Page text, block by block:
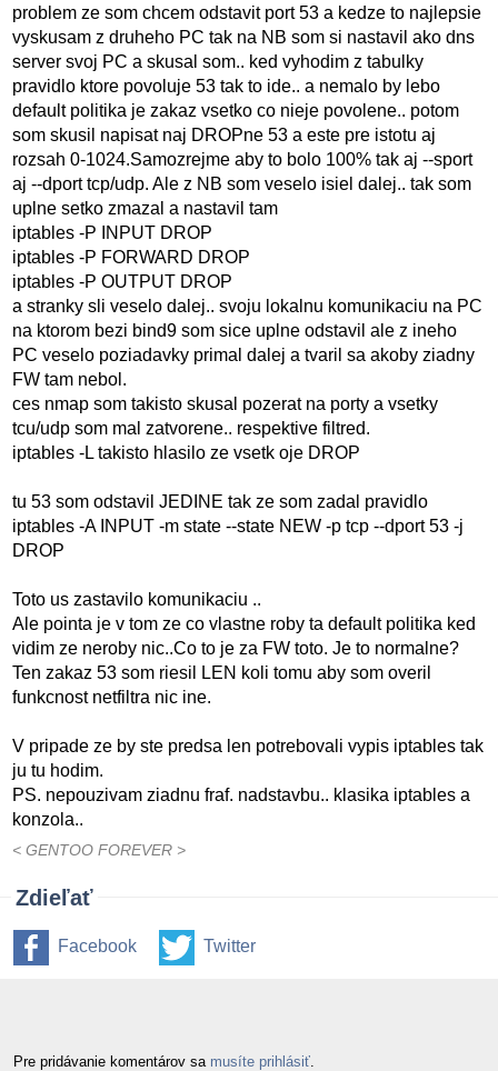
problem ze som chcem odstavit port 53 a kedze to najlepsie
vyskusam z druheho PC tak na NB som si nastavil ako dns
server svoj PC a skusal som.. ked vyhodim z tabulky
pravidlo ktore povoluje 53 tak to ide.. a nemalo by lebo
default politika je zakaz vsetko co nieje povolene.. potom
som skusil napisat naj DROPne 53 a este pre istotu aj
rozsah 0-1024.Samozrejme aby to bolo 100% tak aj --sport
aj --dport tcp/udp. Ale z NB som veselo isiel dalej.. tak som
uplne setko zmazal a nastavil tam
iptables -P INPUT DROP
iptables -P FORWARD DROP
iptables -P OUTPUT DROP
a stranky sli veselo dalej.. svoju lokalnu komunikaciu na PC
na ktorom bezi bind9 som sice uplne odstavil ale z ineho
PC veselo poziadavky primal dalej a tvaril sa akoby ziadny
FW tam nebol.
ces nmap som takisto skusal pozerat na porty a vsetky
tcu/udp som mal zatvorene.. respektive filtred.
iptables -L takisto hlasilo ze vsetk oje DROP
tu 53 som odstavil JEDINE tak ze som zadal pravidlo
iptables -A INPUT -m state --state NEW -p tcp --dport 53 -j
DROP
Toto us zastavilo komunikaciu ..
Ale pointa je v tom ze co vlastne roby ta default politika ked
vidim ze neroby nic..Co to je za FW toto. Je to normalne?
Ten zakaz 53 som riesil LEN koli tomu aby som overil
funkcnost netfiltra nic ine.
V pripade ze by ste predsa len potrebovali vypis iptables tak
ju tu hodim.
PS. nepouzivam ziadnu fraf. nadstavbu.. klasika iptables a
konzola..
< GENTOO FOREVER >
Zdieľať
Facebook Twitter
Pre pridávanie komentárov sa musíte prihlásiť